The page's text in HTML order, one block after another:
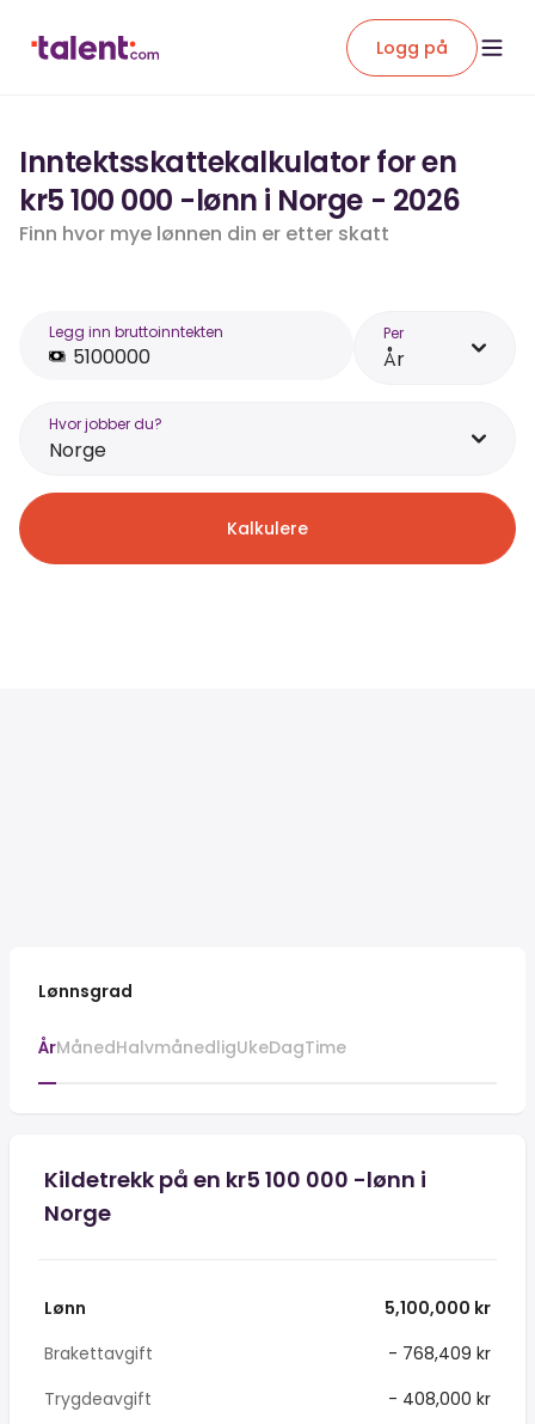
Logg på
Inntektsskattekalkulator for en
kr5 100 000 -lønn i Norge - 2026
Finn hvor mye lønnen din er etter skatt
Legg inn bruttoinntekten Per
År
Hvor jobber du?
Norge
Kalkulere
Lønnsgrad
ÅrMånedHalvmånedligUkeDagTime
Kildetrekk på en kr5 100 000 -lønn i
Norge
Lønn
5,100,000 kr
Brakettavgift
- 768,409 kr
Trygdeavgift
- 408,000 kr